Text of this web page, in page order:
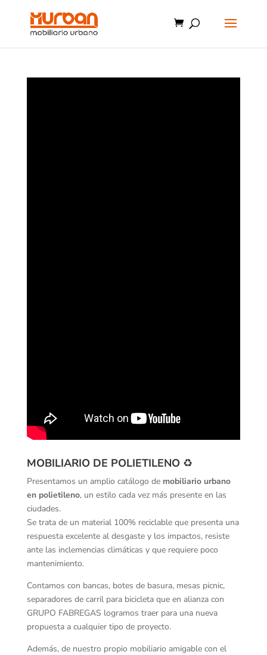
MOBILIARIO DE POLIETILENO♻️
Presentamos un amplio catálogo de mobiliario urbano
en polietileno, un estilo cada vez más presente en las
ciudades.
Se trata de un material 100% reciclable que presenta una
respuesta excelente al desgaste y los impactos, resiste
ante las inclemencias climáticas y que requiere poco
mantenimiento.
Contamos con bancas, botes de basura, mesas picnic,
separadores de carril para bicicleta que en alianza con
GRUPO FABREGAS logramos traer para una nueva
propuesta a cualquier tipo de proyecto.
Además, de nuestro propio mobiliario amigable con el